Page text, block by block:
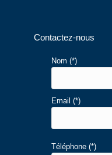
Contactez-nous
Nom (*)
Email (*)
Téléphone (*)